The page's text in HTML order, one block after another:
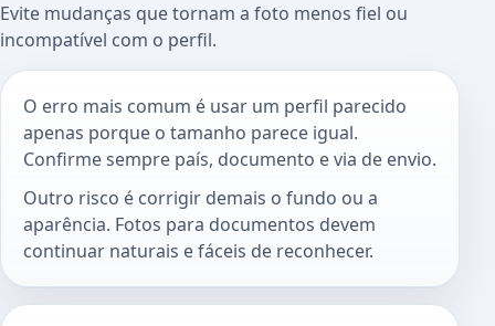
Evite mudanças que tornam a foto menos fiel ou
incompatível com o perfil.
O erro mais comum é usar um perfil parecido
apenas porque o tamanho parece igual.
Confirme sempre país, documento e via de envio.
Outro risco é corrigir demais o fundo ou a
aparência. Fotos para documentos devem
continuar naturais e fáceis de reconhecer.